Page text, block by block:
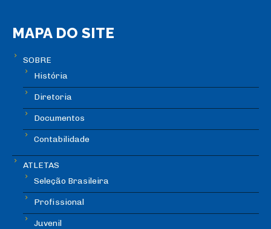
MAPA DO SITE
SOBRE
História
Diretoria
Documentos
Contabilidade
ATLETAS
Seleção Brasileira
Profissional
Juvenil